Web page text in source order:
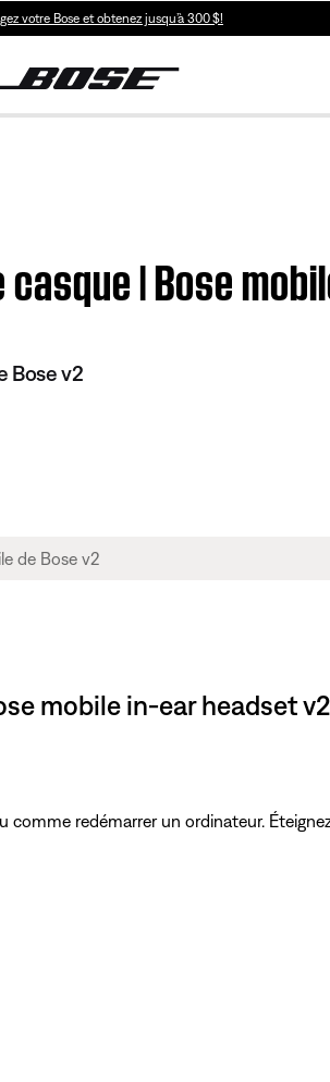
votre Bose et obtenez jusqu’à 300 $!
| Bose
Bose v2
mobile in-ear headset v2
redémarrer un ordinateur.